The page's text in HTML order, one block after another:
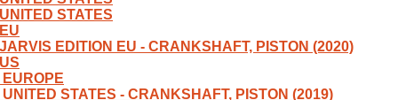
STATES
EDITION EU - CRANKSHAFT, PISTON (2020)
UNITED STATES - CRANKSHAFT, PISTON (2019)